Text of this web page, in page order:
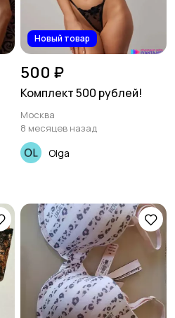
Новый товар
500 ₽
Комплект 500 рублей!
Москва
8 месяцев назад
Olga